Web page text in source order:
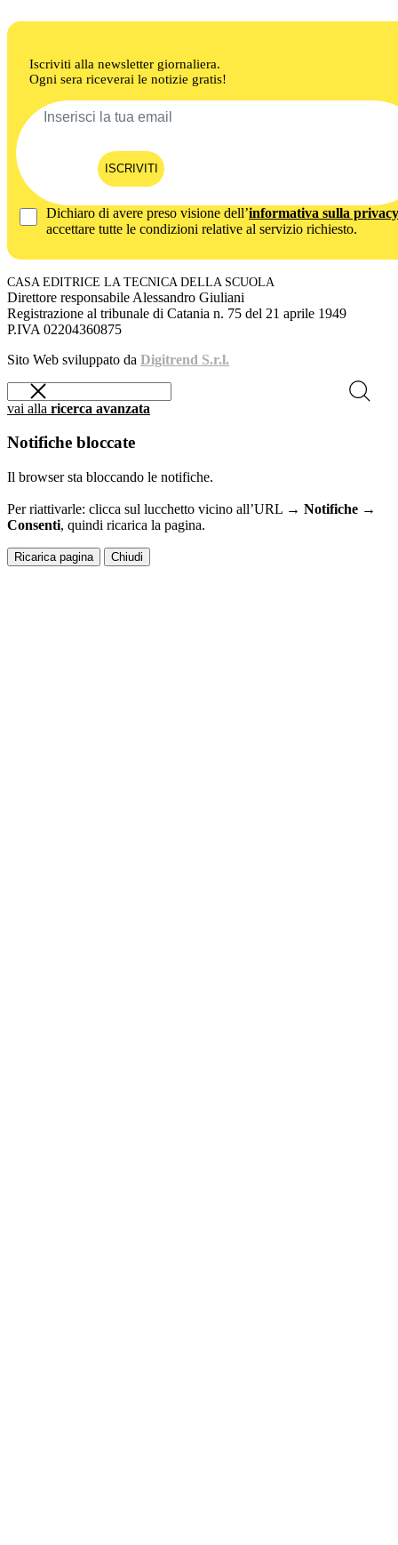
Iscriviti alla newsletter giornaliera.
Ogni sera riceverai le notizie gratis!
ISCRIVITI
Dichiaro di avere preso visione dell’informativa sulla privacy
accettare tutte le condizioni relative al servizio richiesto.
CASA EDITRICE LA TECNICA DELLA SCUOLA
Direttore responsabile Alessandro Giuliani
Registrazione al tribunale di Catania n. 75 del 21 aprile 1949
P.IVA 02204360875
Sito Web sviluppato da Digitrend S.r.l.
vai alla ricerca avanzata
Notifiche bloccate
Il browser sta bloccando le notifiche.
Per riattivarle: clicca sul lucchetto vicino all’URL → Notifiche →
Consenti, quindi ricarica la pagina.
Ricarica pagina Chiudi